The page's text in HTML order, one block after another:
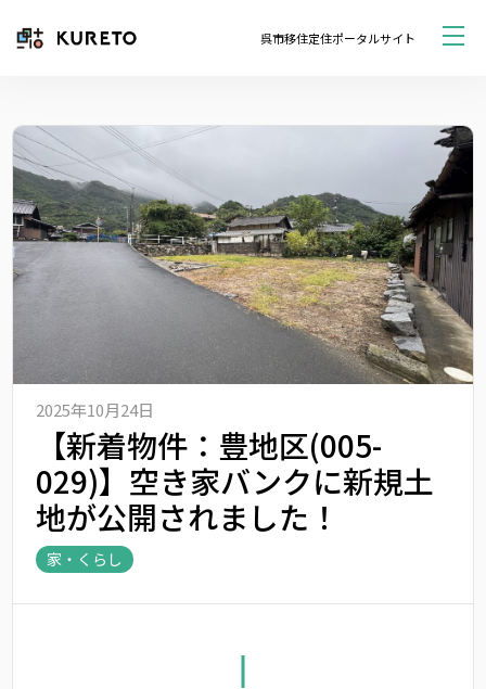
呉市移住定住ポータルサイト
2025年10月24日
【新着物件：豊地区(005-
029)】空き家バンクに新規土
地が公開されました！
家・くらし